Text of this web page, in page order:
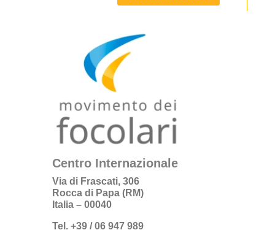
Centro Internazionale
Via di Frascati, 306
Rocca di Papa (RM)
Italia – 00040
Tel. +39 / 06 947 989